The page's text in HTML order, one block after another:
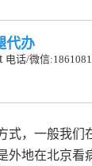
代办
电话/微信
式，一般我们
外地在北京看